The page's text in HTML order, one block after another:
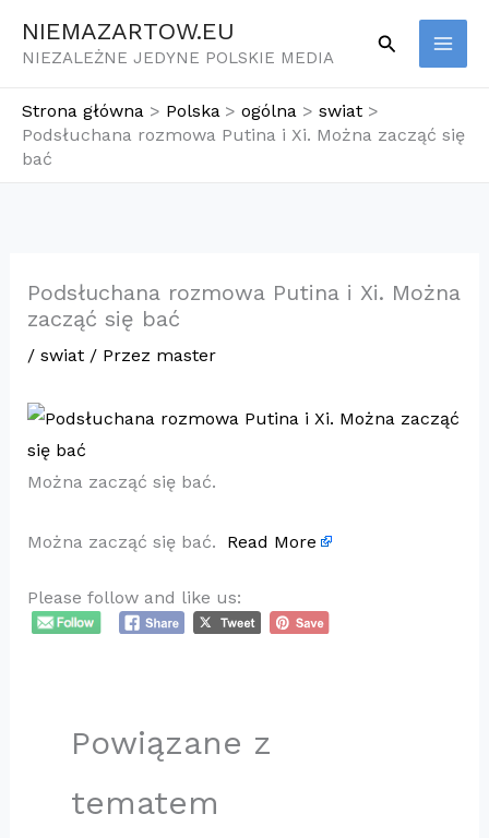
NIEMAZARTOW.EU
NIEZALEŻNE JEDYNE POLSKIE MEDIA
Szukaj
Strona główna Polska ogólna
swiat
Podsłuchana rozmowa Putina i Xi. Można zacząć się
bać
Podsłuchana rozmowa Putina i Xi. Można
zacząć się bać
/ swiat/ Przez master
Można zacząć się bać.
Można zacząć się bać. Read More
Please follow and like us:
Powiązane z
tematem